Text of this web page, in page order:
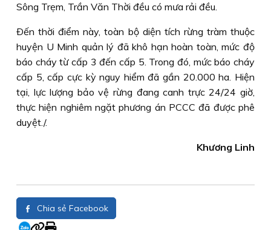
Sông Trẹm, Trần Văn Thời đều có mưa rải đều.
Ðến thời điểm này, toàn bộ diện tích rừng tràm thuộc
huyện U Minh quản lý đã khô hạn hoàn toàn, mức độ
báo cháy từ cấp 3 đến cấp 5. Trong đó, mức báo cháy
cấp 5, cấp cực kỳ nguy hiểm đã gần 20.000 ha. Hiện
tại, lực lượng bảo vệ rừng đang canh trực 24/24 giờ,
thực hiện nghiêm ngặt phương án PCCC đã được phê
duyệt./.
Khương Linh
Chia sẻ Facebook